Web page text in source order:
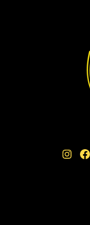
Instagram Facebook